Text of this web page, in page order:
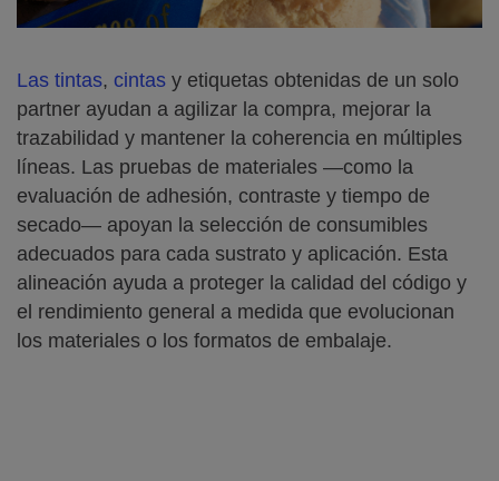
Las tintas, cintas y etiquetas obtenidas de un solo
partner ayudan a agilizar la compra, mejorar la
trazabilidad y mantener la coherencia en múltiples
líneas. Las pruebas de materiales —como la
evaluación de adhesión, contraste y tiempo de
secado— apoyan la selección de consumibles
adecuados para cada sustrato y aplicación. Esta
alineación ayuda a proteger la calidad del código y
el rendimiento general a medida que evolucionan
los materiales o los formatos de embalaje.